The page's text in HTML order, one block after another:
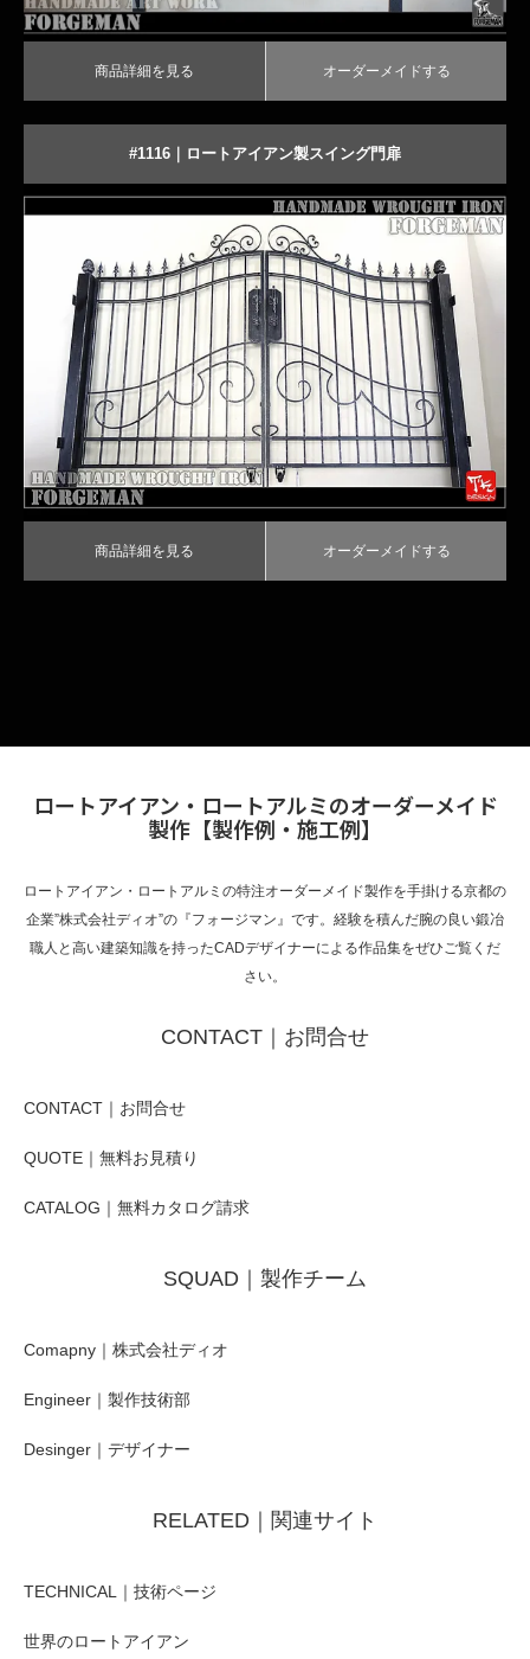
商品詳細を見る オーダーメイドする
#1116｜ロートアイアン製スイング門扉
クラシックデザインのアイアン門扉
商品詳細を見るオーダーメイドする
商品詳細を見る オーダーメイドする
ロートアイアン・ロートアルミのオーダーメイド
製作【製作例・施工例】
ロートアイアン・ロートアルミの特注オーダーメイド製作を手掛ける京都の
企業”株式会社ディオ”の『フォージマン』です。経験を積んだ腕の良い鍛冶
職人と高い建築知識を持ったCADデザイナーによる作品集をぜひご覧くだ
さい。
CONTACT｜お問合せ
CONTACT｜お問合せ
QUOTE｜無料お見積り
CATALOG｜無料カタログ請求
SQUAD｜製作チーム
Comapny｜株式会社ディオ
Engineer｜製作技術部
Desinger｜デザイナー
RELATED｜関連サイト
TECHNICAL｜技術ページ
世界のロートアイアン